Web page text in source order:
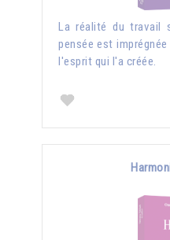
La réalité du travail
pensée est
l'esprit qui l'a créée.